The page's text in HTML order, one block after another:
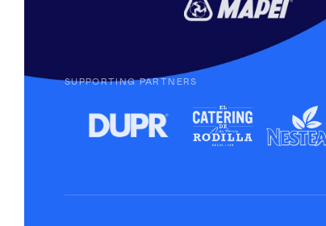
SUPPORTING PARTNERS